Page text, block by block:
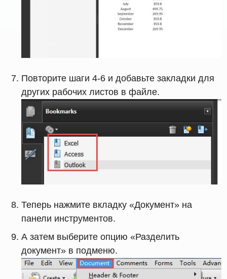
Повторите шаги 4-6 и добавьте закладки для
других рабочих листов в файле.
Теперь нажмите вкладку «Документ» на
панели инструментов.
А затем выберите опцию «Разделить
документ» в подменю.